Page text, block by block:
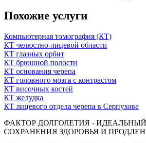
Похожие услуги
Компьютерная томография (КТ)
КТ челюстно-лицевой области
КТ глазных орбит
КТ брюшной полости
КТ основания черепа
КТ головного мозга с контрастом
КТ височных костей
КТ желудка
КТ лицевого отдела черепа в Серпухове
ФАКТОР ДОЛГОЛЕТИЯ -
СОХРАНЕНИЯ ЗДОРОВЬЯ И